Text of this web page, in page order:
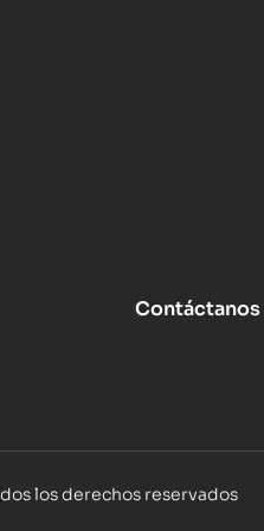
Contáctanos
los derechos reservados